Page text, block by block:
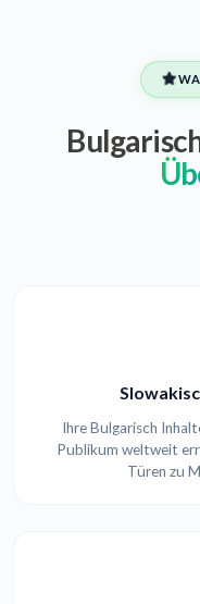
Ihre Bulgarisch
Publikum weltweit
Türen zu